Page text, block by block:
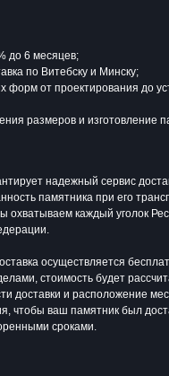
до 6 месяцев;
по Витебску и Минску;
форм от проектирования до
размеров и изготовление
надежный сервис
памятника при его
охватываем каждый уголок
осуществляется
стоимость будет
доставки и расположение
чтобы ваш памятник был
сроками.
Выходной
Выходной
продукции
без посредников